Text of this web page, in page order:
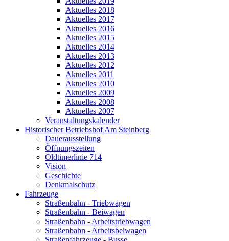
Aktuelles 2018
Aktuelles 2017
Aktuelles 2016
Aktuelles 2015
Aktuelles 2014
Aktuelles 2013
Aktuelles 2012
Aktuelles 2011
Aktuelles 2010
Aktuelles 2009
Aktuelles 2008
Aktuelles 2007
Veranstaltungskalender
Historischer Betriebshof Am Steinberg
Dauerausstellung
Öffnungszeiten
Oldtimerlinie 714
Vision
Geschichte
Denkmalschutz
Fahrzeuge
Straßenbahn - Triebwagen
Straßenbahn - Beiwagen
Straßenbahn - Arbeitstriebwagen
Straßenbahn - Arbeitsbeiwagen